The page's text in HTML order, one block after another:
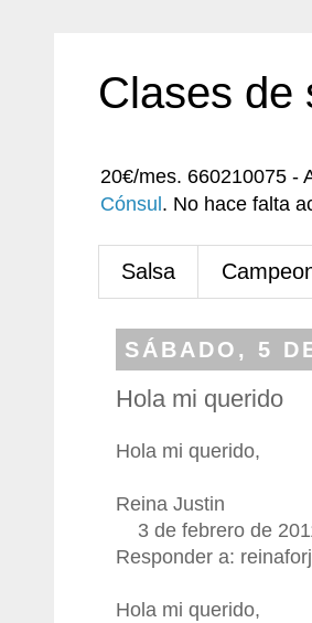
Clases de
20€/mes. 660210075 -
Cónsul . No hace falta
Salsa
SÁBADO, 5
Hola mi querido
Hola mi querido,
Reina Justin
3 de febrero de
Responder a:
Hola mi querido,